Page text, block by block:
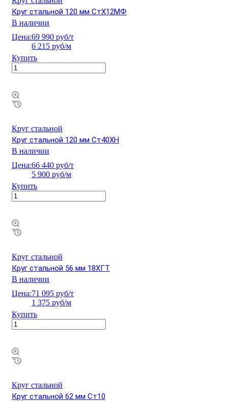
Круг стальной 120 мм СтХ12МФ
В наличии
Цена:69 990 руб/т
6 215 руб/м
Купить
Круг стальной
Круг стальной 120 мм Ст40ХН
В наличии
Цена:66 440 руб/т
5 900 руб/м
Купить
Круг стальной
Круг стальной 56 мм 18ХГТ
В наличии
Цена:71 095 руб/т
1 375 руб/м
Купить
Круг стальной
Круг стальной 62 мм Ст10